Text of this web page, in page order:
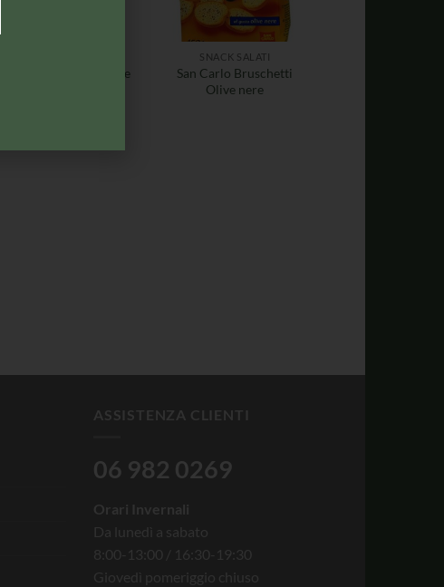
Rio Mare Patè Olive
SNACK SALATI
San Carlo Bruschetti
Olive nere
ASSISTENZA CLIENTI
06 982 0269
Orari Invernali
Da lunedì a sabato
8:00-13:00 / 16:30-19:30
Giovedì pomeriggio chiuso